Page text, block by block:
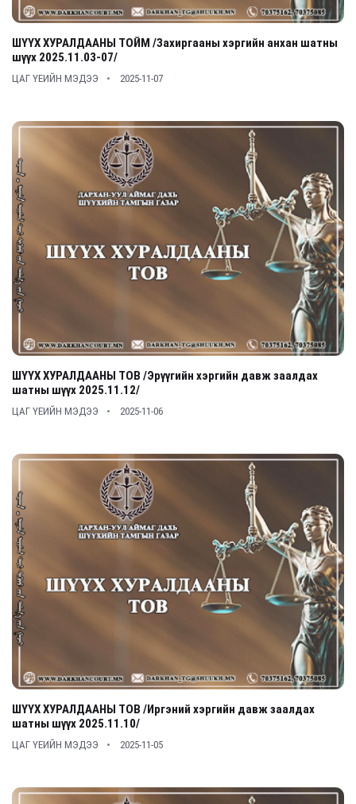
ШҮҮХ ХУРАЛДААНЫ ТОЙМ /Захиргааны хэргийн анхан шатны
шүүх 2025.11.03-07/
ЦАГ ҮЕИЙН МЭДЭЭ 2025-11-07
ШҮҮХ ХУРАЛДААНЫ ТОВ /Эрүүгийн хэргийн давж заалдах
шатны шүүх 2025.11.12/
ЦАГ ҮЕИЙН МЭДЭЭ 2025-11-06
ШҮҮХ ХУРАЛДААНЫ ТОВ /Иргэний хэргийн давж заалдах
шатны шүүх 2025.11.10/
ЦАГ ҮЕИЙН МЭДЭЭ 2025-11-05